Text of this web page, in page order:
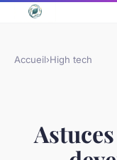
Accueil›High tech